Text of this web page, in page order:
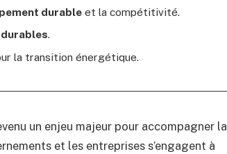
durableet la compétitivité.
.
la transition énergétique.
un enjeu majeur pour accompagner la
et les entreprises s’engagent à